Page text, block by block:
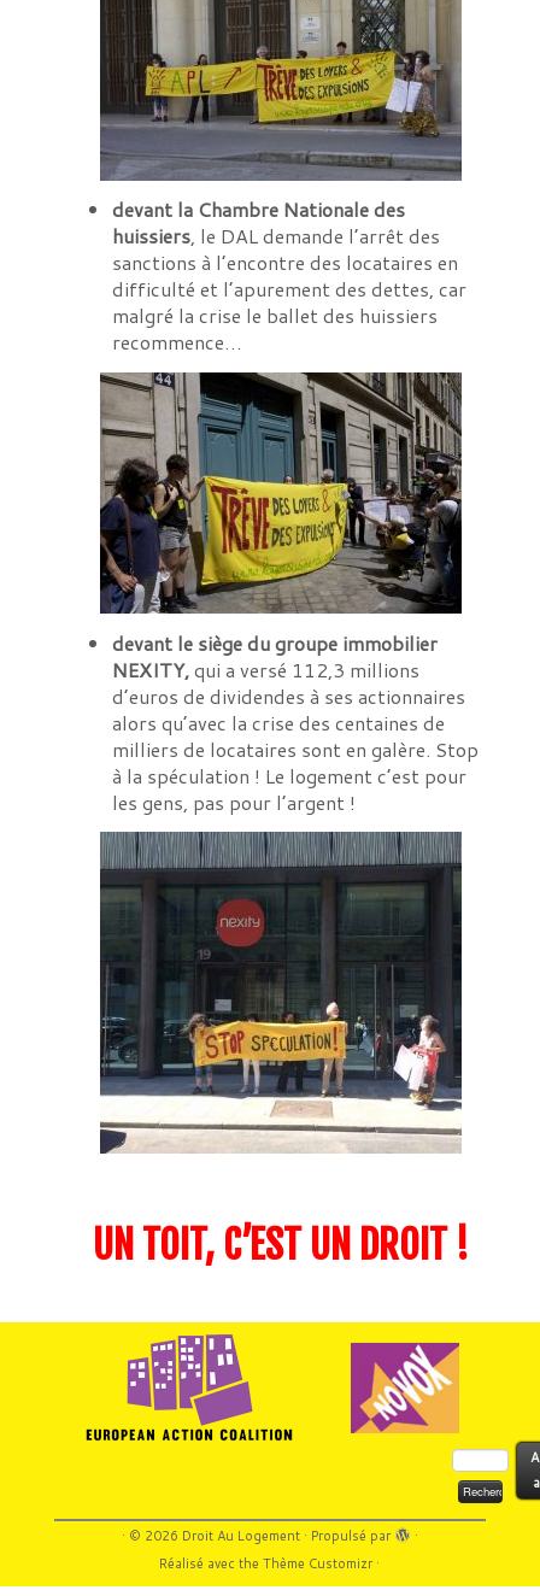
devant la Chambre Nationale des
huissiers, le DAL demande l’arrêt des
sanctions à l’encontre des locataires en
difficulté et l’apurement des dettes, car
malgré la crise le ballet des huissiers
recommence…
devant le siège du groupe immobilier
NEXITY,qui a versé 112,3 millions
d’euros de dividendes à ses actionnaires
alors qu’avec la crise des centaines de
milliers de locataires sont en galère. Stop
à la spéculation ! Le logement c’est pour
les gens, pas pour l’argent !
UN TOIT, C’EST UN DROIT !
Rechercher :
· © 2026 Droit Au Logement· Propulsé par
·
Réalisé avec theThème Customizr·